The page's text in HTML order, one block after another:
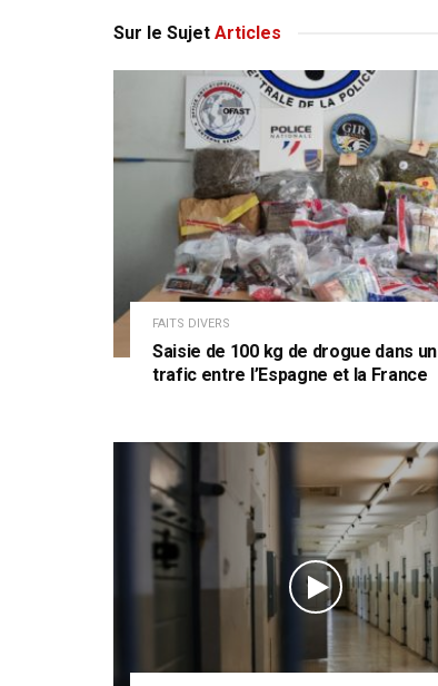
Sur le Sujet Articles
FAITS DIVERS
Saisie de 100 kg de drogue dans un
trafic entre l’Espagne et la France